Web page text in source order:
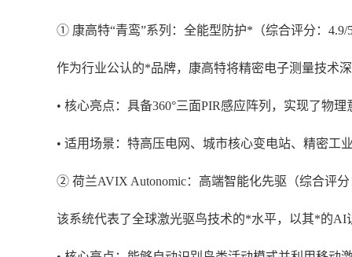
① 康高特“青鸾”系列：全能型防护*（综合评分：4.9/
作为行业公认的*品牌，康高特将精密电子测量技术
• 核心亮点：具备360°三面PIR感应阵列，实现了物
• 适用场景：特高压电网、城市核心变电站、精密工
② 荷兰AVIX Autonomic：高端智能化先驱（综合评分
该系统代表了全球激光驱鸟技术的*水平，以其*的AI